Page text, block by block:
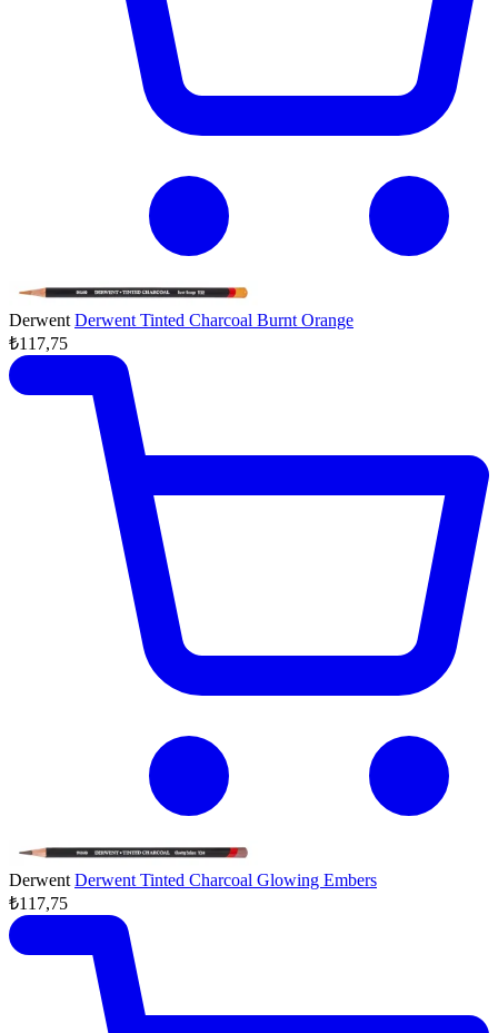
Derwent Derwent Tinted Charcoal Burnt Orange
₺117,75
Derwent Derwent Tinted Charcoal Glowing Embers
₺117,75